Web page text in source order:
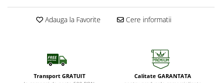
Adauga la Favorite Cere informatii
Transport GRATUIT Calitate GARANTATA